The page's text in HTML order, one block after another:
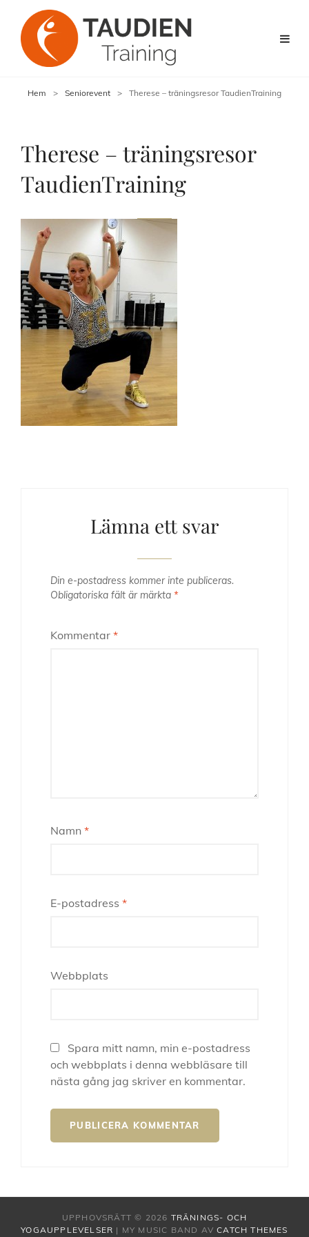
Hem > Seniorevent > Therese – träningsresor TaudienTraining
Therese – träningsresor
TaudienTraining
Lämna ett svar
Din e-postadress kommer inte publiceras.
Obligatoriska fält är märkta *
Kommentar *
Namn *
E-postadress *
Webbplats
Spara mitt namn, min e-postadress
och webbplats i denna webbläsare till
nästa gång jag skriver en kommentar.
UPPHOVSRÄTT © 2026 TRÄNINGS- OCH
YOGAUPPLEVELSER | MY MUSIC BAND AVCATCH THEMES